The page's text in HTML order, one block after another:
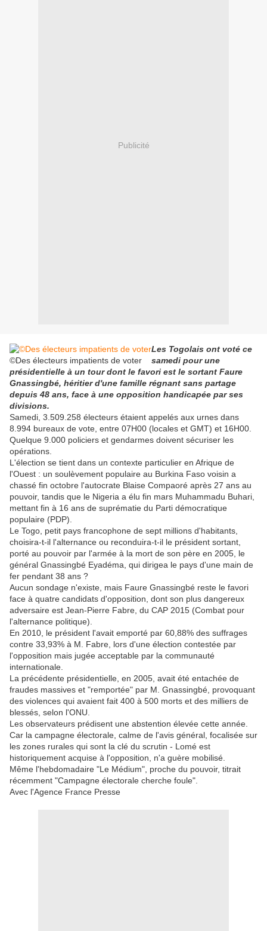
Publicité
©Des électeurs impatients de voter
Les Togolais ont voté ce
samedi pour une
présidentielle à un tour dont le favori est le sortant Faure
Gnassingbé, héritier d'une famille régnant sans partage
depuis 48 ans, face à une opposition handicapée par ses
divisions.
Samedi, 3.509.258 électeurs étaient appelés aux urnes dans
8.994 bureaux de vote, entre 07H00 (locales et GMT) et 16H00.
Quelque 9.000 policiers et gendarmes doivent sécuriser les
opérations.
L'élection se tient dans un contexte particulier en Afrique de
l'Ouest : un soulèvement populaire au Burkina Faso voisin a
chassé fin octobre l'autocrate Blaise Compaoré après 27 ans au
pouvoir, tandis que le Nigeria a élu fin mars Muhammadu Buhari,
mettant fin à 16 ans de suprématie du Parti démocratique
populaire (PDP).
Le Togo, petit pays francophone de sept millions d'habitants,
choisira-t-il l'alternance ou reconduira-t-il le président sortant,
porté au pouvoir par l'armée à la mort de son père en 2005, le
général Gnassingbé Eyadéma, qui dirigea le pays d'une main de
fer pendant 38 ans ?
Aucun sondage n'existe, mais Faure Gnassingbé reste le favori
face à quatre candidats d'opposition, dont son plus dangereux
adversaire est Jean-Pierre Fabre, du CAP 2015 (Combat pour
l'alternance politique).
En 2010, le président l'avait emporté par 60,88% des suffrages
contre 33,93% à M. Fabre, lors d'une élection contestée par
l'opposition mais jugée acceptable par la communauté
internationale.
La précédente présidentielle, en 2005, avait été entachée de
fraudes massives et "remportée" par M. Gnassingbé, provoquant
des violences qui avaient fait 400 à 500 morts et des milliers de
blessés, selon l'ONU.
Les observateurs prédisent une abstention élevée cette année.
Car la campagne électorale, calme de l'avis général, focalisée sur
les zones rurales qui sont la clé du scrutin - Lomé est
historiquement acquise à l'opposition, n'a guère mobilisé.
Même l'hebdomadaire "Le Médium", proche du pouvoir, titrait
récemment "Campagne électorale cherche foule".
Avec l'Agence France Presse